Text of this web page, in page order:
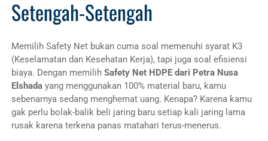
Setengah-Setengah
Memilih Safety Net bukan cuma soal memenuhi syarat K3
(Keselamatan dan Kesehatan Kerja), tapi juga soal efisiensi
biaya. Dengan memilih Safety Net HDPE dari Petra Nusa
Elshadayang menggunakan 100% material baru, kamu
sebenarnya sedang menghemat uang. Kenapa? Karena kamu
gak perlu bolak-balik beli jaring baru setiap kali jaring lama
rusak karena terkena panas matahari terus-menerus.